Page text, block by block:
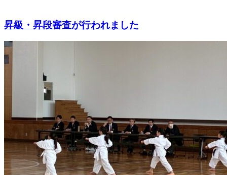
昇級・昇段審査が行われました